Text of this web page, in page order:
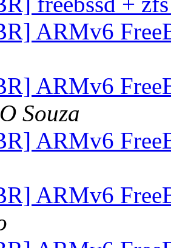
ARMv6
ARMv6
Souza
ARMv6
ARMv6